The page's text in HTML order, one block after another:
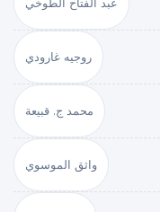
روجيه غارودي
محمد ج. قبيعة
واثق الموسوي